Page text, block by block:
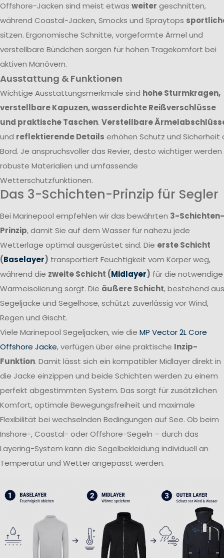
Offshore-Jacken sind meist etwas weiter geschnitten,
während Coastal-Jacken, Smocks und Spraytops
sitzen. Ergonomische Schnitte, vorgeformte Ärmel und
verstellbare Bündchen sorgen für hohen Tragekomfort bei
aktiven Manövern.
Ausstattung & Funktionen
Wichtige Ausstattungsmerkmale sind hohe Sturmkragen,
verstellbare Kapuzen, wasserdichte Reißverschlüsse
und praktische Taschen. Verstellbare
und reflektierende Details erhöhen Schutz und Sicherheit
Bord. Je anspruchsvoller das Revier, desto wichtiger werden
robuste Materialien und umfassende
Wetterschutzfunktionen.
Das 3-Schichten-Prinzip für Segler
Bei Marinepool empfehlen wir das bewährten 3-Schichten-
Prinzip, damit Sie auf dem Wasser für nahezu jede
Wetterlage optimal ausgerüstet sind. Die erste Schicht
(Baselayer) transportiert Feuchtigkeit vom Körper weg,
während die zweite Schicht (Midlayer) für die notwendige
Wärmeisolierung sorgt. Die äußere Schicht, bestehend aus
Segeljacke und Segelhose, schützt zuverlässig vor Wind,
Regen und Gischt.
Viele Marinepool Segeljacken, wie die MP Vector 2L Core
Offshore Jacke, verfügen über eine praktische Inzip-
Funktion. Damit lässt sich ein kompatibler Midlayer direkt in
die Jacke einzippen und beide Schichten werden zu einem
perfekt abgestimmten System. Das sorgt für zusätzlichen
Komfort, optimale Bewegungsfreiheit und maximale
Flexibilität bei wechselnden Bedingungen auf See. Ob beim
Inshore-, Coastal- oder Offshore-Segeln – durch das
Layering-System kann die Segelbekleidung individuell an
Temperatur und Wetter angepasst werden.